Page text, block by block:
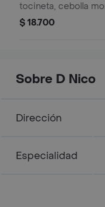
tocineta, cebolla
fosforito, pepinillos
$ 18.700
Sobre D Nico
Dirección
Especialidad